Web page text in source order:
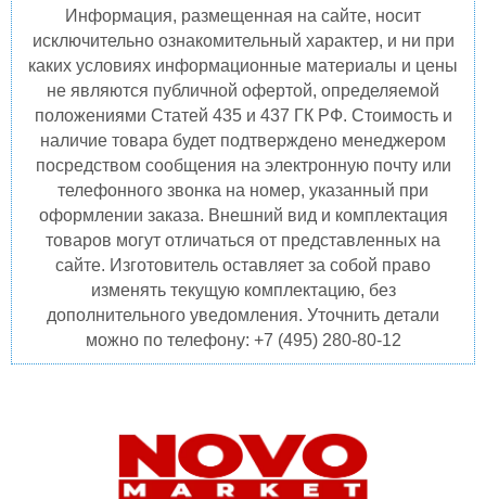
Информация, размещенная на сайте, носит
исключительно ознакомительный характер, и ни при
каких условиях информационные материалы и цены
не являются публичной офертой, определяемой
положениями Статей 435 и 437 ГК РФ. Стоимость и
наличие товара будет подтверждено менеджером
посредством сообщения на электронную почту или
телефонного звонка на номер, указанный при
оформлении заказа. Внешний вид и комплектация
товаров могут отличаться от представленных на
сайте. Изготовитель оставляет за собой право
изменять текущую комплектацию, без
дополнительного уведомления. Уточнить детали
можно по телефону: +7 (495) 280-80-12